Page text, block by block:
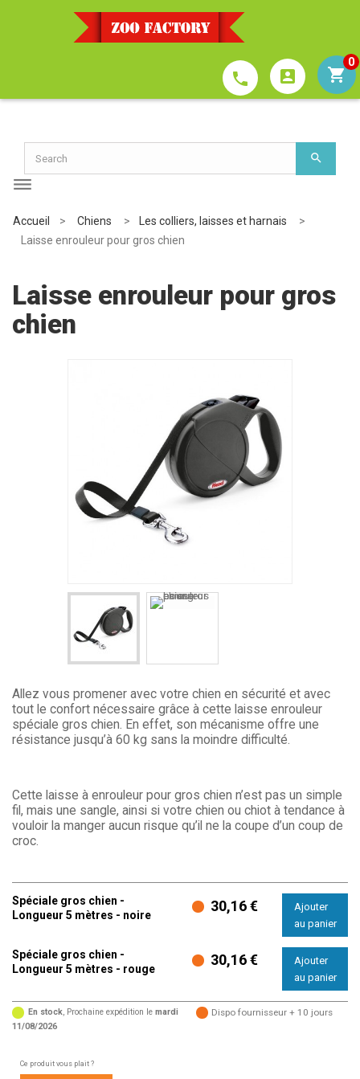
0
account_box
phone
Accueil > Chiens > Les colliers, laisses et harnais
>
Laisse enrouleur pour gros chien
Laisse enrouleur pour gros
chien
Allez vous promener avec votre chien en sécurité et avec
tout le confort nécessaire grâce à cette laisse enrouleur
spéciale gros chien. En effet, son mécanisme offre une
résistance jusqu’à 60 kg sans la moindre difficulté.
Cette laisse à enrouleur pour gros chien n’est pas un simple
fil, mais une sangle, ainsi si votre chien ou chiot à tendance à
vouloir la manger aucun risque qu’il ne la coupe d’un coup de
croc.
Spéciale gros chien -
Longueur 5 mètres - noire
30,16 €
Spéciale gros chien -
Longueur 5 mètres - rouge
30,16 €
En stock, Prochaine expédition le mardi
11/08/2026
Dispo fournisseur + 10 jours
Ce produit vous plait ?